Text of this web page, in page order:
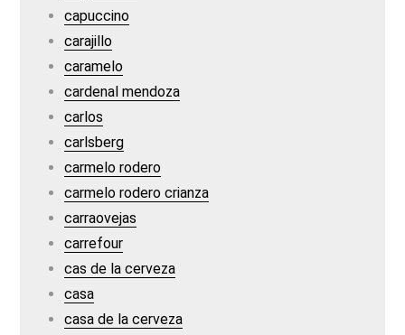
capuccino
carajillo
caramelo
cardenal mendoza
carlos
carlsberg
carmelo rodero
carmelo rodero crianza
carraovejas
carrefour
cas de la cerveza
casa
casa de la cerveza